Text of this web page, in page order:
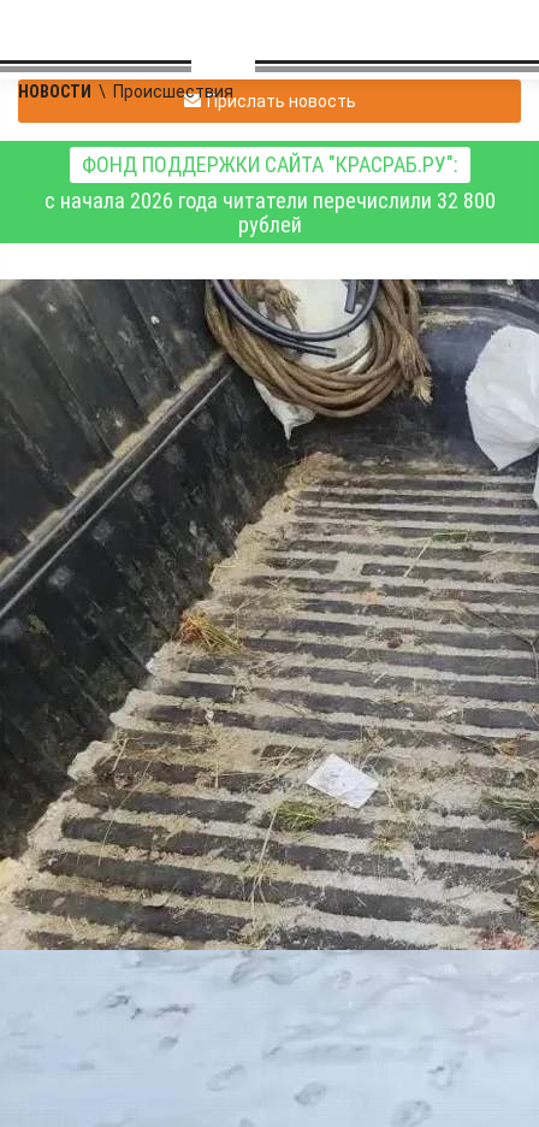
НОВОСТИ \ ПроисшествияПрислать новость
ФОНД ПОДДЕРЖКИ САЙТА "КРАСРАБ.РУ":
с начала 2026 года читатели перечислили 32 800
рублей
Тувинцы лишились
УАЗа, карабинов и
дорогого прицела за
охоту в красноярском
заказнике
Происшествия
20.05.2026 02:11375
1